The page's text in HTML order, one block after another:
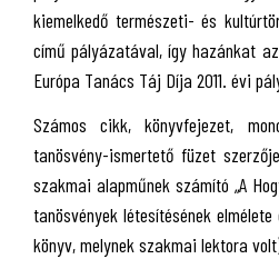
kiemelkedő természeti- és
című pályázatával, így hazánkat
Európa Tanács Táj Díja 2011. évi
Számos cikk, könyvfejezet,
tanösvény-ismertető füzet
szakmai alapműnek számító „A
tanösvények létesítésének
könyv, melynek szakmai lektora